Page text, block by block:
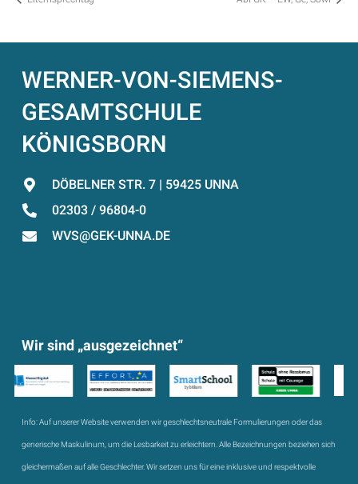
WERNER-VON-SIEMENS-
GESAMTSCHULE
KÖNIGSBORN
DÖBELNER STR. 7 | 59425 UNNA
02303 / 96804-0
WVS@GEK-UNNA.DE
Wir sind „ausgezeichnet“
Info:Auf unserer Website verwenden wir geschlechtsneutrale Formulierungen oder das
generische Maskulinum, um die Lesbarkeit zu erleichtern. Alle Bezeichnungen beziehen sich
gleichermaßen auf alle Geschlechter. Wir setzen uns für eine inklusive und respektvolle